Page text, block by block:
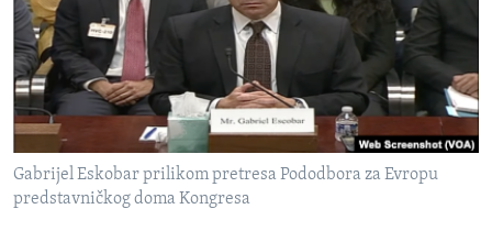
MAGAZIN
O GLASU AMERIKE
Learning English
PRATITE NAS
Gabrijel Eskobar prilikom pretresa Pododbora za Evropu
predstavničkog doma Kongresa